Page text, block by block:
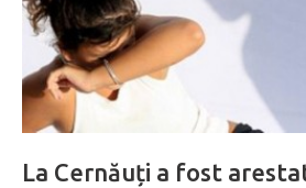
La Cernăuți a fost